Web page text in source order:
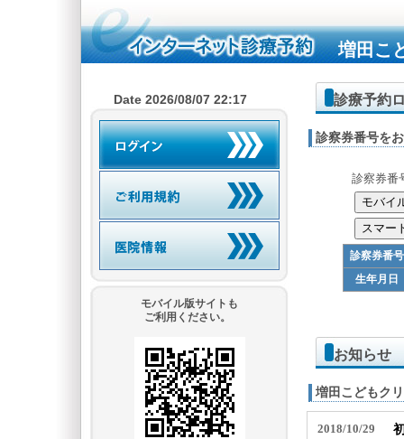
増田こ
診療予約
診察券番号を
診察券番
診察券番号
生年月日
お知らせ
増田こどもク
Date 2026/08/07 22:17
モバイル版サイトも
ご利用ください。